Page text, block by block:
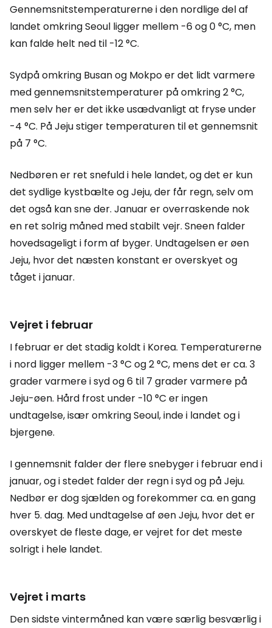
Gennemsnitstemperaturerne i den nordlige del af
landet omkring Seoul ligger mellem -6 og 0 °C, men
kan falde helt ned til -12 °C.
Sydpå omkring Busan og Mokpo er det lidt varmere
med gennemsnitstemperaturer på omkring 2 °C,
men selv her er det ikke usædvanligt at fryse under
-4 °C. På Jeju stiger temperaturen til et gennemsnit
på 7 °C.
Nedbøren er ret snefuld i hele landet, og det er kun
det sydlige kystbælte og Jeju, der får regn, selv om
det også kan sne der. Januar er overraskende nok
en ret solrig måned med stabilt vejr. Sneen falder
hovedsageligt i form af byger. Undtagelsen er øen
Jeju, hvor det næsten konstant er overskyet og
tåget i januar.
Vejret i februar
I februar er det stadig koldt i Korea. Temperaturerne
i nord ligger mellem -3 °C og 2 °C, mens det er ca. 3
grader varmere i syd og 6 til 7 grader varmere på
Jeju-øen. Hård frost under -10 °C er ingen
undtagelse, især omkring Seoul, inde i landet og i
bjergene.
I gennemsnit falder der flere snebyger i februar end i
januar, og i stedet falder der regn i syd og på Jeju.
Nedbør er dog sjælden og forekommer ca. en gang
hver 5. dag. Med undtagelse af øen Jeju, hvor det er
overskyet de fleste dage, er vejret for det meste
solrigt i hele landet.
Vejret i marts
Den sidste vintermåned kan være særlig besværlig i